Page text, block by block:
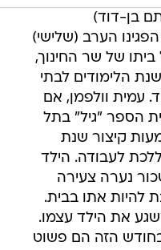
בן-דוד)
הפגינו הערב (שלישי)
של שר החינוך,
הלימודים לבתי
עמית וולפמן, אם
הלומד בבית הספר "גיל" בתל
קיצור שנת
לעבודה. הילד
לשכור נערה צעירה
להיות אתו בבית.
את הילד עצמו.
הזה הם פשוט